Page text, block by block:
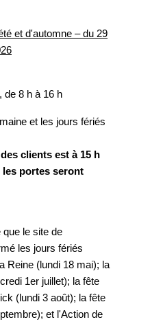
et d'automne – du 29
de 8 h à 16 h
et les jours fériés
clients est à 15 h
les portes seront
que le site de
les jours fériés
Reine (lundi 18 mai); la
1er juillet); la fête
(lundi 3 août); la fête
et l'Action de